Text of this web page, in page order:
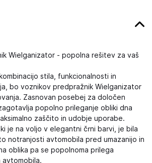
Wielganizator - popolna rešitev za vaš
stila, funkcionalnosti in
bo voznikov predpražnik Wielganizator
Zasnovan posebej za določen
popolno prileganje obliki dna
zaščito in udobje uporabe.
je na voljo v elegantni črni barvi, je bila
notranjosti avtomobila pred umazanijo in
oblika pa se popolnoma prilega
avtomobila.